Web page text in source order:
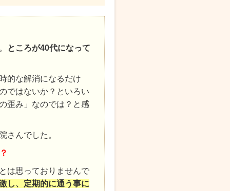
ところが40代になって
的な解消になるだけ
ではないか？といろい
歪み」なのでは？と感
さんでした。
は思っておりませんで
し、定期的に通う事に